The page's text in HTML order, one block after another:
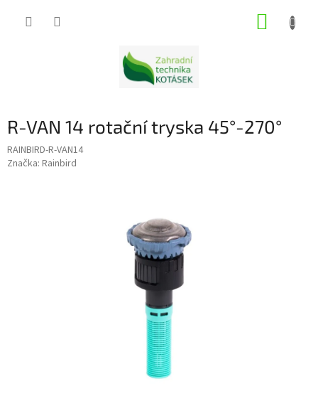
R-VAN 14 rotační tryska 45°-270°
RAINBIRD-R-VAN14
Značka: Rainbird